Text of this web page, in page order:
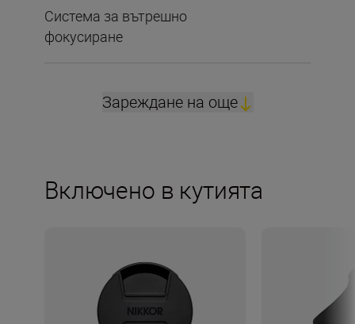
Система за вътрешно
фокусиране
Зареждане на още
Включено в кутията